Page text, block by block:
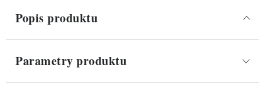
Popis produktu
Parametry produktu